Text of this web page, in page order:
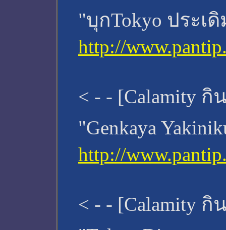
"บุกTokyo ประเ
http://
< - - [Calamity
"Genkaya
http://
< - - [Calamity